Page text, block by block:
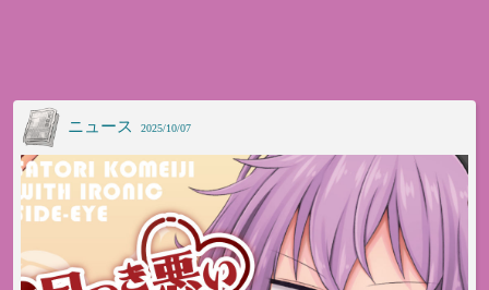
ニュース 2025/10/07